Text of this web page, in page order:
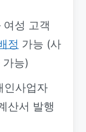
성 고객
정 가능 (사
능)
인사업자
산서 발행